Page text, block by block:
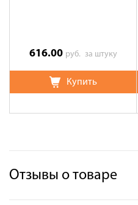
616.00 руб. за штуку
Купить
Отзывы о товаре